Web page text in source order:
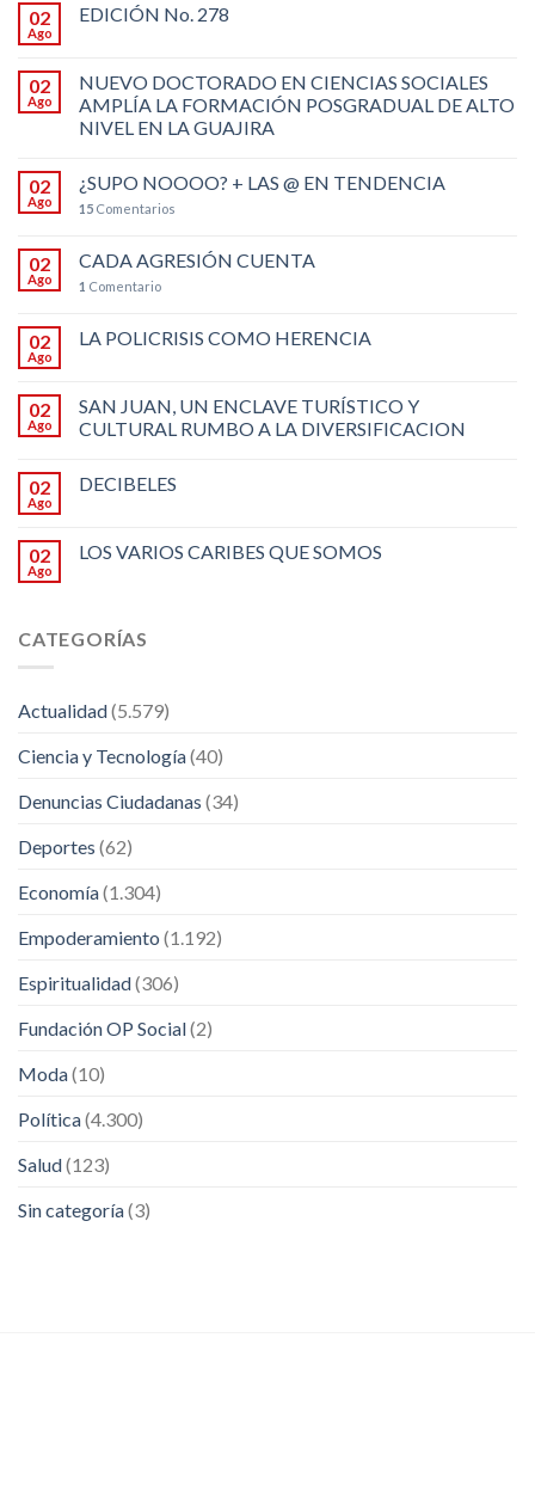
02
Ago
EDICIÓN No. 278
02
Ago
NUEVO DOCTORADO EN CIENCIAS SOCIALES
AMPLÍA LA FORMACIÓN POSGRADUAL DE ALTO
NIVEL EN LA GUAJIRA
02
Ago
¿SUPO NOOOO? + LAS @ EN TENDENCIA
15 Comentarios
02
Ago
CADA AGRESIÓN CUENTA
1 Comentario
02
Ago
LA POLICRISIS COMO HERENCIA
02
Ago
SAN JUAN, UN ENCLAVE TURÍSTICO Y
CULTURAL RUMBO A LA DIVERSIFICACION
02
Ago
DECIBELES
02
Ago
LOS VARIOS CARIBES QUE SOMOS
CATEGORÍAS
Actualidad(5.579)
Ciencia y Tecnología(40)
Denuncias Ciudadanas (34)
Deportes (62)
Economía(1.304)
Empoderamiento (1.192)
Espiritualidad(306)
Fundación OP Social(2)
Moda(10)
Política(4.300)
Salud(123)
Sin categoría(3)